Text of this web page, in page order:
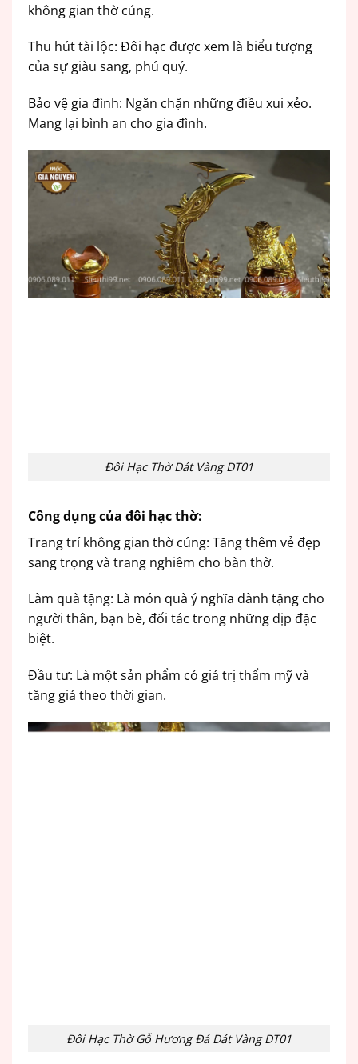
không gian thờ cúng.
Thu hút tài lộc: Đôi hạc được xem là biểu tượng
của sự giàu sang, phú quý.
Bảo vệ gia đình: Ngăn chặn những điều xui xẻo.
Mang lại bình an cho gia đình.
Đôi Hạc Thờ Dát Vàng DT01
Công dụng của đôi hạc thờ:
Trang trí không gian thờ cúng: Tăng thêm vẻ đẹp
sang trọng và trang nghiêm cho bàn thờ.
Làm quà tặng: Là món quà ý nghĩa dành tặng cho
người thân, bạn bè, đối tác trong những dịp đặc
biệt.
Đầu tư: Là một sản phẩm có giá trị thẩm mỹ và
tăng giá theo thời gian.
Đôi Hạc Thờ Gỗ Hương Đá Dát Vàng DT01